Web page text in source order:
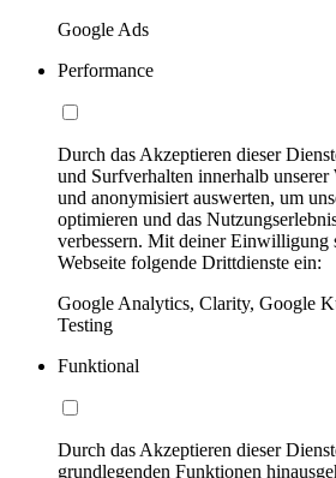
Google Ads
Performance
Durch das Akzeptieren dieser
und Surfverhalten innerhalb unserer
und anonymisiert auswerten, um
optimieren und das
verbessern. Mit deiner Einwilligung
Webseite folgende Drittdienste ein:
Google Analytics, Clarity, Google
Testing
Funktional
Durch das Akzeptieren dieser
grundlegenden Funktionen